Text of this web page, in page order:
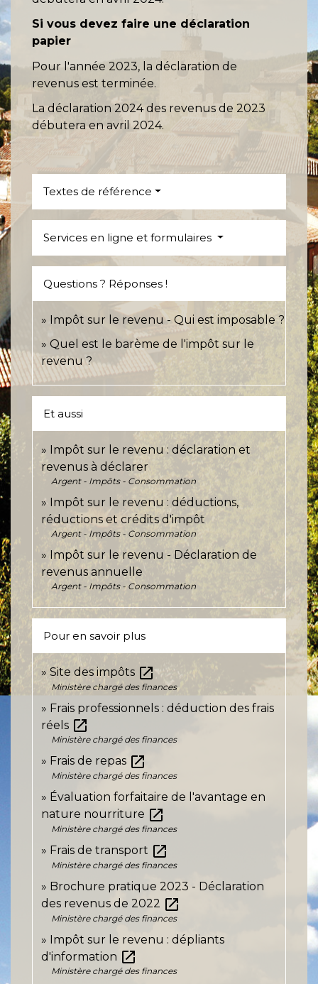
Si vous devez faire une déclaration
papier
Pour l'année 2023, la déclaration de
revenus est terminée.
La déclaration 2024 des revenus de 2023
débutera en avril 2024.
Textes de référence
Services en ligne et formulaires
Questions ? Réponses !
Impôt sur le revenu - Qui est imposable ?
Quel est le barème de l'impôt sur le
revenu ?
Et aussi
Impôt sur le revenu : déclaration et
revenus à déclarer
Argent - Impôts - Consommation
Impôt sur le revenu : déductions,
réductions et crédits d'impôt
Argent - Impôts - Consommation
Impôt sur le revenu - Déclaration de
revenus annuelle
Argent - Impôts - Consommation
Pour en savoir plus
Site des impôts open_in_new
Ministère chargé des finances
Frais professionnels : déduction des frais
réels open_in_new
Ministère chargé des finances
Frais de repas open_in_new
Ministère chargé des finances
Évaluation forfaitaire de l'avantage en
nature nourriture open_in_new
Ministère chargé des finances
Frais de transport open_in_new
Ministère chargé des finances
Brochure pratique 2023 - Déclaration
des revenus de 2022 open_in_new
Ministère chargé des finances
Impôt sur le revenu : dépliants
d'information open_in_new
Ministère chargé des finances